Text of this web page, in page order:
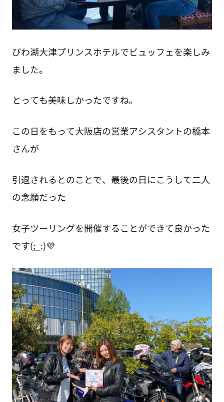
びわ湖大津プリンスホテルでビュッフェを楽しみ
ました。
とっても美味しかったですね。
この日をもって大阪店の営業アシスタントの橋本
さんが
引退されるとのことで、最後の日にこうして二人
の念願だった
女子ツーリングを開催することができて良かった
です(;_:)💜